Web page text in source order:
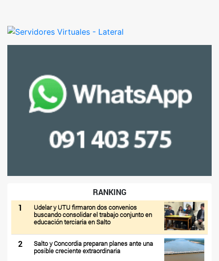
RANKING
1
Udelar y UTU firmaron dos convenios
buscando consolidar el trabajo conjunto en
educación terciaria en Salto
2
Salto y Concordia preparan planes ante una
posible creciente extraordinaria